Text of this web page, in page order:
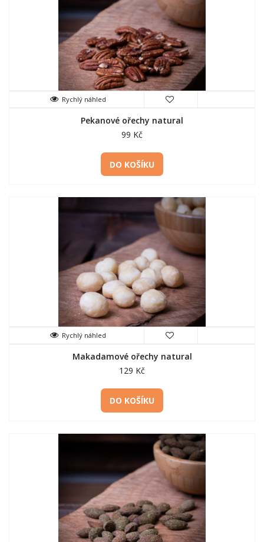
Rychlý náhled
Pekanové ořechy natural
99 Kč
DO KOŠÍKU
Rychlý náhled
Makadamové ořechy natural
129 Kč
DO KOŠÍKU